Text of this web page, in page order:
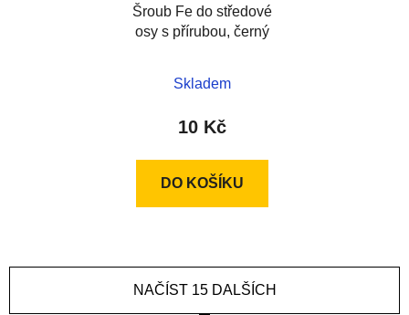
Šroub Fe do středové
osy s přírubou, černý
Skladem
10 Kč
DO KOŠÍKU
NAČÍST 15 DALŠÍCH